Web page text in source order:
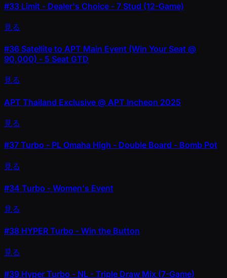
#33 Limit - Dealer's Choice - 7 Stud (12-Game)
見る
#36 Satellite to APT Main Event (Win Your Seat @
90,000) - 5 Seat GTD
見る
APT Thailand Exclusive @ APT Incheon 2025
見る
#37 Turbo - PL Omaha High - Double Board - Bomb Pot
見る
#34 Turbo - Women's Event
見る
#38 HYPER Turbo - Win the Button
見る
#39 Hyper Turbo - NL - Triple Draw Mix (7-Game)